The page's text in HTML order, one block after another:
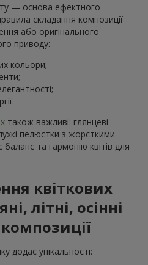
— основа ефектного
складання композиції
або оригінального
приводу:
кольори;
також важливі: глянцеві
пелюстки з жорсткими
та гармонію квітів для
квіткових
літні, осінні
додає унікальності: